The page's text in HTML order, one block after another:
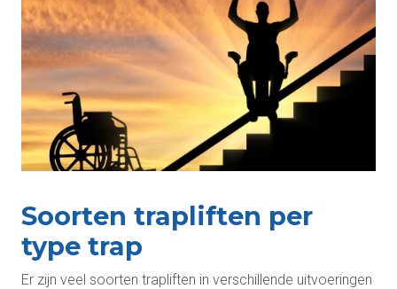
Soorten trapliften per
type trap
Er zijn veel soorten trapliften in verschillende uitvoeringen